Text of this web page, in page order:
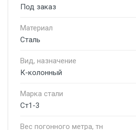
Под заказ
Материал
Сталь
Вид, назначение
К-колонный
Марка стали
Ст1-3
Вес погонного метра, тн